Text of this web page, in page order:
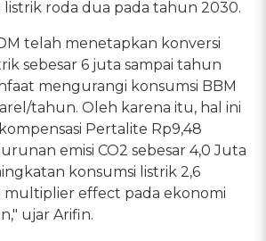
listrik roda dua pada tahun 2030.
telah menetapkan konversi
sebesar 6 juta sampai tahun
mengurangi konsumsi BBM
tahun. Oleh karena itu, hal ini
Pertalite Rp9,48
emisi CO2 sebesar 4,0 Juta
konsumsi listrik 2,6
multiplier effect pada ekonomi
ujar Arifin.